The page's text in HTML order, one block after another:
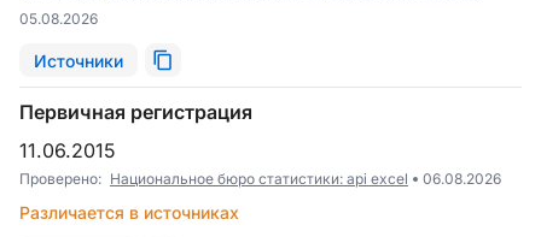
05.08.2026
Источники
Первичная регистрация
11.06.2015
Проверено: Национальное бюро статистики: api excel 06.08.2026
Различается в источниках